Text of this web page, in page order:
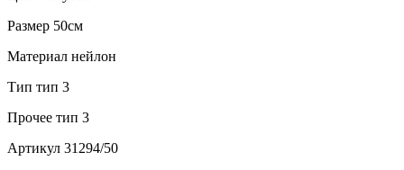
Размер 50см
Материал нейлон
Тип тип 3
Прочее тип 3
Артикул 31294/50